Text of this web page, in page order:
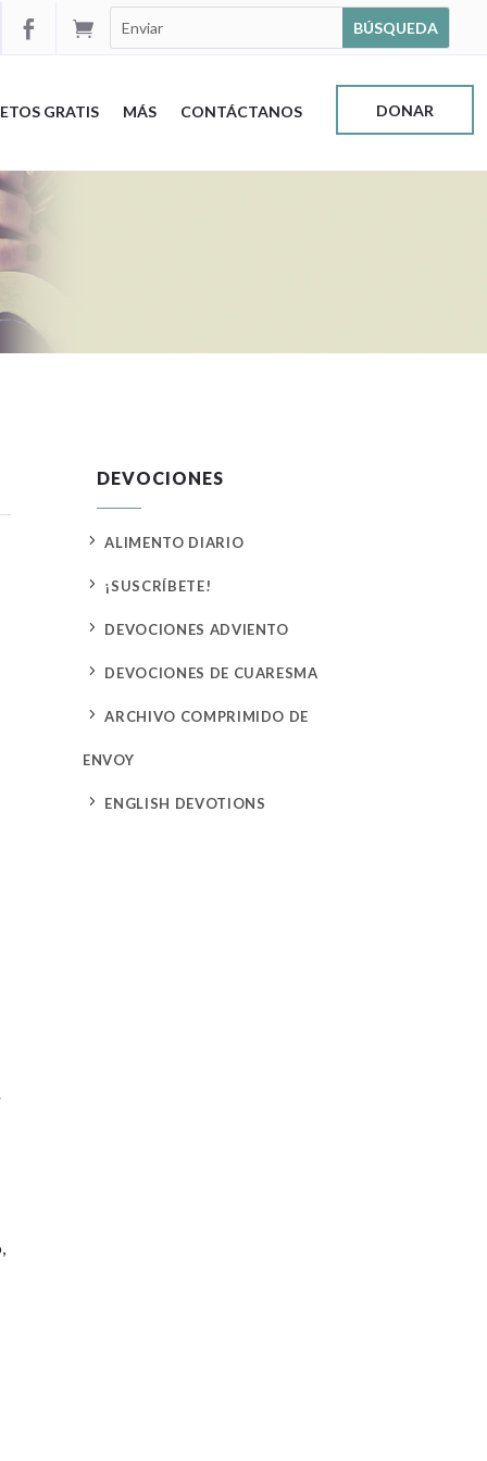


GRATIS MÁS CONTÁCTANOS DONAR
DEVOCIONES
5 ALIMENTO DIARIO
5 ¡SUSCRÍBETE!
5 DEVOCIONES ADVIENTO
5 DEVOCIONES DE CUARESMA
5 ARCHIVO COMPRIMIDO DE
ENVOY
5 ENGLISH DEVOTIONS